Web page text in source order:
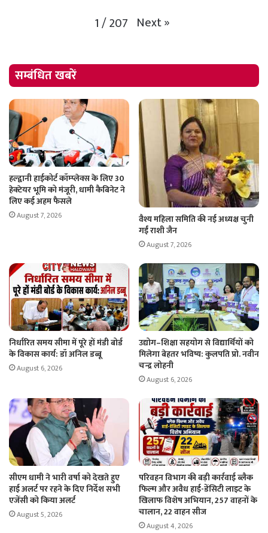
1/207 Next»
सम्बंधित खबरें
हल्द्वानी हाईकोर्ट कॉम्प्लेक्स के लिए 30
हेक्टेयर भूमि को मंजूरी, धामी कैबिनेट ने
लिए कई अहम फैसले
August 7, 2026
वैश्य महिला समिति की नई अध्यक्ष चुनी
गईं राशी जैन
August 7, 2026
निर्धारित समय सीमा में पूरे हों मंडी बोर्ड
के विकास कार्य: डॉ अनिल डब्बू
August 6, 2026
उद्योग–शिक्षा सहयोग से विद्यार्थियों को
मिलेगा बेहतर भविष्य: कुलपति प्रो. नवीन
चन्द्र लोहनी
August 6, 2026
सीएम धामी ने भारी वर्षा को देखते हुए
हाई अलर्ट पर रहने के दिए निर्देश सभी
एजेंसी को किया अलर्ट
August 5, 2026
परिवहन विभाग की बड़ी कार्रवाई ब्लैक
फिल्म और अवैध हाई-डेंसिटी लाइट के
खिलाफ विशेष अभियान, 257 वाहनों के
चालान, 22 वाहन सीज
August 4, 2026